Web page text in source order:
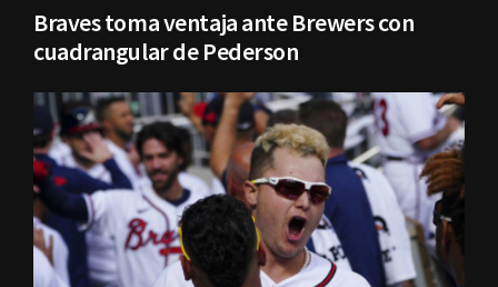
Braves toma ventaja ante Brewers con
cuadrangular de Pederson